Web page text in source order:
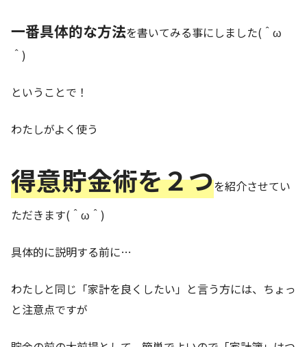
一番具体的な方法を書いてみる事にしました(＾ω
＾)
ということで！
わたしがよく使う
得意貯金術を２つを紹介させてい
ただきます(＾ω＾)
具体的に説明する前に…
わたしと同じ「家計を良くしたい」と言う方には、ちょっ
と注意点ですが